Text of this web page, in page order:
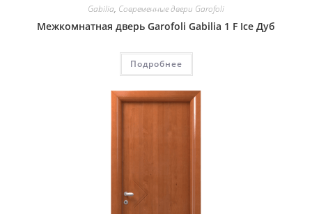
Gabilia, Современные двери Garofoli
Межкомнатная дверь Garofoli Gabilia 1 F Ice Дуб
Подробнее